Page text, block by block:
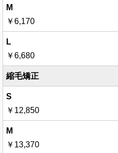
￥6,170
￥6,680
縮毛矯正
￥12,850
￥13,370